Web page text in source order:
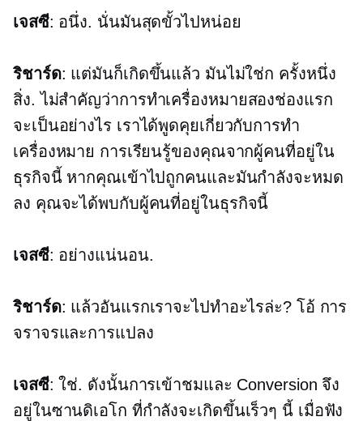
เจสซี: อนึ่ง. นั่นมันสุดขั้วไปหน่อย
ริชาร์ด: แต่มันก็เกิดขึ้นแล้ว มันไม่ใช่ก ครั้งหนึ่ง
สิ่ง. ไม่สำคัญว่าการทำเครื่องหมายสองช่องแรก
จะเป็นอย่างไร เราได้พูดคุยเกี่ยวกับการทำ
เครื่องหมาย การเรียนรู้ของคุณจากผู้คนที่อยู่ใน
ธุรกิจนี้ หากคุณเข้าไปถูกคนและมันกำลังจะหมด
ลง คุณจะได้พบกับผู้คนที่อยู่ในธุรกิจนี้
เจสซี: อย่างแน่นอน.
ริชาร์ด: แล้วอันแรกเราจะไปทำอะไรล่ะ? โอ้ การ
จราจรและการแปลง
เจสซี: ใช่. ดังนั้นการเข้าชมและ Conversion จึง
อยู่ในซานดิเอโก ที่กำลังจะเกิดขึ้นเร็วๆ นี้ เมื่อฟัง